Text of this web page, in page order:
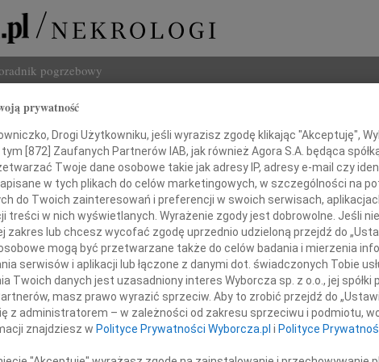
pogrzebowy
Naszemu Przyjacielowi
Krzysztofowi Adamskiemu
prywatność
Drogi Użytkowniku, jeśli wyrazisz zgodę klikając "Akceptuję",
tym [872] Zaufanych Partnerów IAB, jak również Agora S.A. będąca
Twoje dane osobowe takie jak adresy IP, adresy e-mail czy
w tych plikach do celów marketingowych, w szczególności na
do Twoich zainteresowań i preferencji w swoich serwisach,
treści w nich wyświetlanych. Wyrażenie zgody jest dobrowolne. Jeśli
zakres lub chcesz wycofać zgodę uprzednio udzieloną przejdź do
mogą być przetwarzane także do celów badania i mierzenia
serwisów i aplikacji lub łączone z danymi dot. świadczonych Tobie
Twoich danych jest uzasadniony interes Wyborcza sp. z o.o., jej spółki
masz prawo wyrazić sprzeciw. Aby to zrobić przejdź do
z administratorem – w zależności od zakresu sprzeciwu i podmiotu,
znajdziesz w Polityce Prywatności Wyborcza.pl i Polityce